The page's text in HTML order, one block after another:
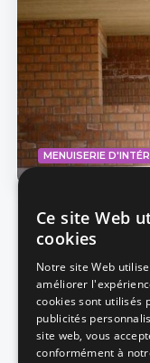
MENUISERIE
Pagination
1
Ce site Web
cookies
Notre site Web
améliorer
cookies sont utilisés
publicités
site web, vous
conformément à